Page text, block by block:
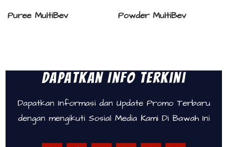
Puree MultiBev Powder MultiBev
Dapatkan Info Terkini
Dapatkan Informasi dan Update Promo Terbaru
dengan mengikuti Sosial Media Kami Di Bawah Ini